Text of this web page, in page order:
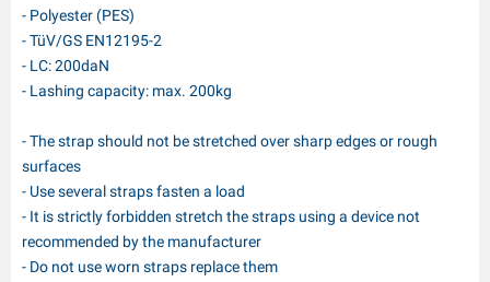
- Polyester (PES)
- TüV/GS EN12195-2
- LC: 200daN
- Lashing capacity: max. 200kg
- The strap should not be stretched over sharp edges or rough
surfaces
- Use several straps fasten a load
- It is strictly forbidden stretch the straps using a device not
recommended by the manufacturer
- Do not use worn straps replace them